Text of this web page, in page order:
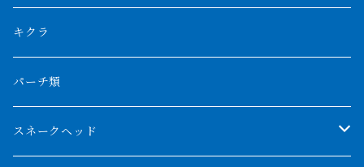
厳選 過背金龍
フルゴールデンクロスバック
ブルーベースクロスバック
BILLY-KENオリジナルブランド紅龍
チョッパーレッド
その他アジアアロワナ
リアルバンド
フォークバンド
フォーバータイガー
メニーバータイガー
ニューギニアダトニオ
プラチナ個体
ショート個体
ハイブリッドポリプ
エンドリケリー
ギニア
ナイルビチャー
ダイヤモンドポルカ
クロコダイル
その他淡水エイ
ネオケラ
その他肺魚
キクラ
パーチ類
スネークヘッド